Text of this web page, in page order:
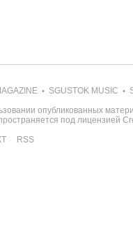
• SGUSTOK MUSIC •
опубликованных
под лицензией
RSS